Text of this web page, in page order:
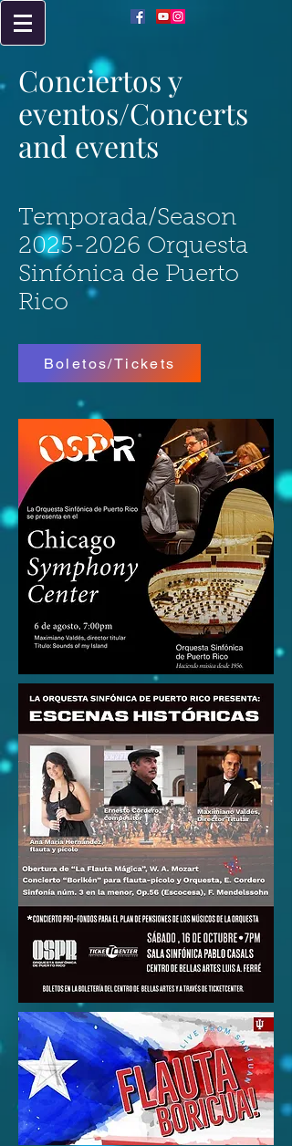
Conciertos y
eventos/Concerts
and events
Temporada/Season
2025-2026 Orquesta
Sinfónica de Puerto
Rico
Boletos/Tickets